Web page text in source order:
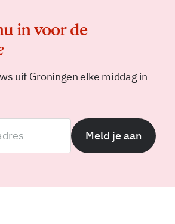
in voor de
uit Groningen elke middag in
Meld je aan